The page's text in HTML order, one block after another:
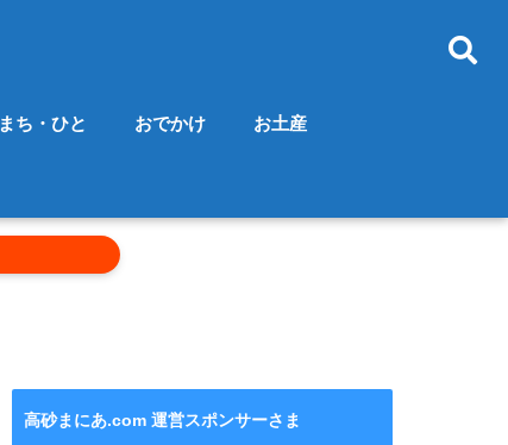
まち・ひと おでかけ お土産
高砂まにあ.com 運営スポンサーさま